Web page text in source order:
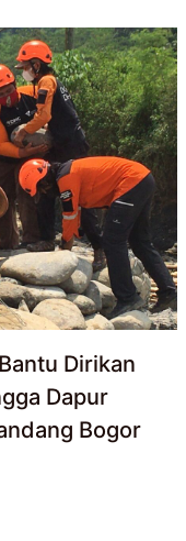
Dirikan
Dapur
Bogor